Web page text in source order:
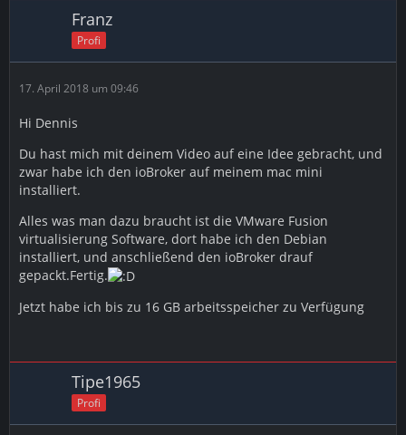
- ioBroker Backup auf dem Beelink wieder aufspielen
- ioBroker komplett auf den neusten Stand bringen
vom Pi bekommt
***********************************************
Benötigte Hardware...
https://www.gearbest.com/mini-pc/pp_825…l?
lkid=13803815
USB Stick
Dieser Link von Amazon ist nicht gestattet
*****************
Benötigte Software...
Debian (Betriebssystem für den Beelink S1)
Franz
Profi
17. April 2018 um 09:46
Hi Dennis
Du hast mich mit deinem Video auf eine Idee gebracht, und
zwar habe ich den ioBroker auf meinem mac mini
installiert.
Alles was man dazu braucht ist die VMware Fusion
virtualisierung Software, dort habe ich den Debian
installiert, und anschließend den ioBroker drauf
gepackt.Fertig.
Jetzt habe ich bis zu 16 GB arbeitsspeicher zu Verfügung
Tipe1965
Profi